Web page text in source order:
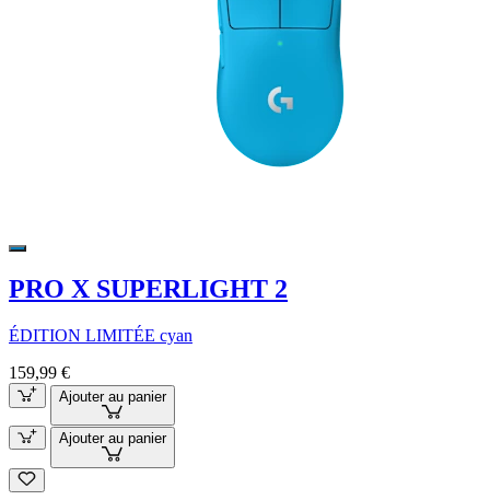
PRO X SUPERLIGHT 2
ÉDITION LIMITÉE cyan
159,99 €
Ajouter au panier
Ajouter au panier